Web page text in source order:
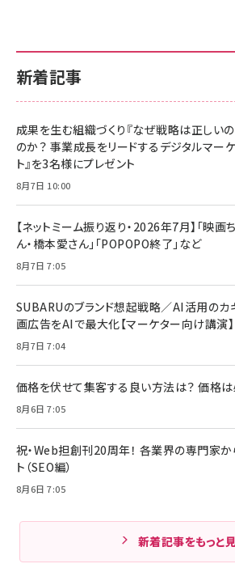
新着記事
成果を生む組織づくり『なぜ戦略は正しい
のか？ 事業成長をリードするデジタルマー
ト』を3名様にプレゼント
8月7日 10:00
【ネットミーム振り返り・2026年7月】「映画
ん・橋本愛さん」「POPOPO終了」など
8月7日 7:05
SUBARUのブランド想起戦略／AI活用のカギ
画広告をAIで最大化【マーケター向け講演】
8月7日 7:04
価格を伏せて集客する良い方法は？ 価格は
8月6日 7:05
祝・Web担創刊20周年！ 各業界の専門家
ト（SEO編）
8月6日 7:05
新着記事をもっと